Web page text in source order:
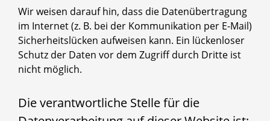
Wir weisen darauf hin, dass die Datenübertragung
im Internet (z. B. bei der Kommunikation per E-Mail)
Sicherheitslücken aufweisen kann. Ein lückenloser
Schutz der Daten vor dem Zugriff durch Dritte ist
nicht möglich.
Die verantwortliche Stelle für die